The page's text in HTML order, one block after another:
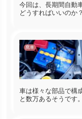
今回は、長期間自動
どうすればいいのか
在、自動車を所有し
張を命じられてし
廃車
車は様々な部品で構
と数万あるそうです
れており、走らせる
にも車を走行させる